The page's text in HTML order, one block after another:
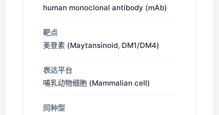
human monoclonal antibody (mAb)
靶点
美登素 (Maytansinoid, DM1/DM4)
表达平台
哺乳动物细胞 (Mammalian cell)
同种型